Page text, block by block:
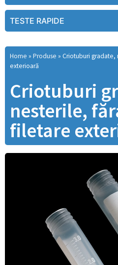
TESTE RAPIDE
Home » Produse » Criotuburi
exterioară
Criotuburi
nesterile,
filetare